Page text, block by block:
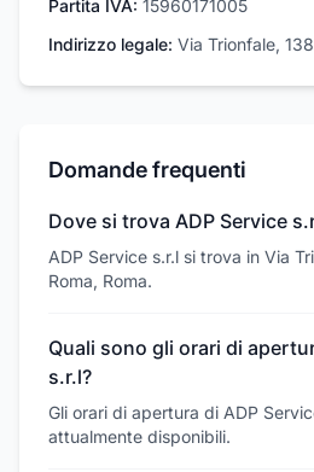
Partita IVA: 15960171005
Indirizzo legale: Via Trionfale,
Domande frequenti
Dove si trova ADP Service
ADP Service s.r.l si trova in Via
Roma, Roma.
Quali sono gli orari di
s.r.l?
Gli orari di apertura di ADP
attualmente disponibili.